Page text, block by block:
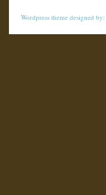
Wordpress theme designed by: